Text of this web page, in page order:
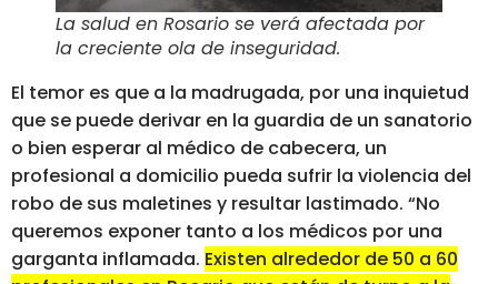
La salud en Rosario se verá afectada por
la creciente ola de inseguridad.
El temor es que a la madrugada, por una inquietud
que se puede derivar en la guardia de un sanatorio
o bien esperar al médico de cabecera, un
profesional a domicilio pueda sufrir la violencia del
robo de sus maletines y resultar lastimado. “No
queremos exponer tanto a los médicos por una
garganta inflamada. Existen alrededor de 50 a 60